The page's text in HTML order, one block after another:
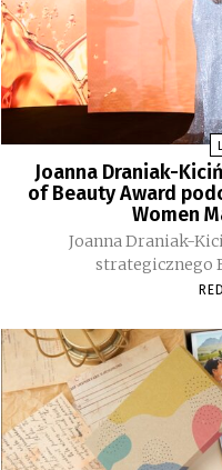
Joanna Draniak-
of Beauty Award
Women
Joanna Draniak-
strategicznego